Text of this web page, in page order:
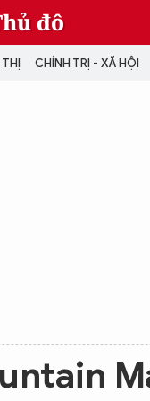
đô
CHÍNH TRỊ - XÃ HỘI